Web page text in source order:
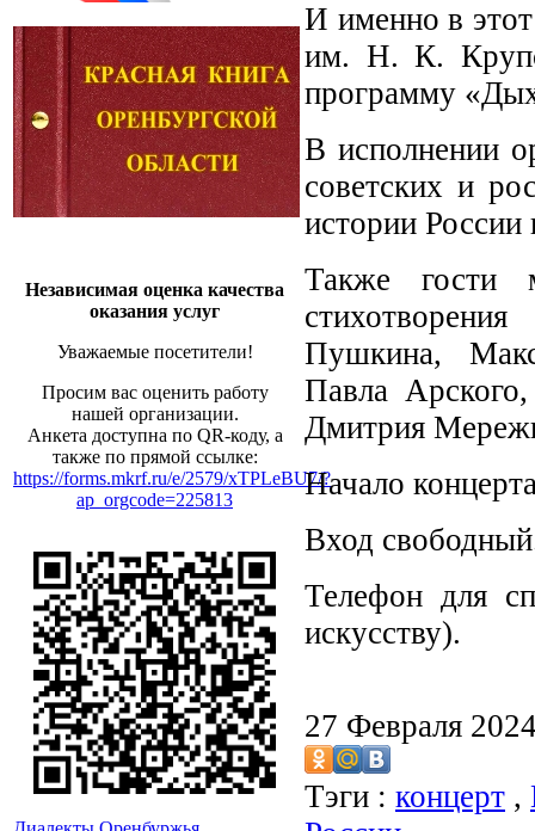
Независимая оценка качества
оказания услуг
Уважаемые посетители!
Просим вас оценить работу
нашей организации.
Анкета доступна по QR-коду, а
также по прямой ссылке:
https://forms.mkrf.ru/e/2579/xTPLeBU7/?
ap_orgcode=225813
И именно в этот
им. Н. К.
программу
В исполнении
советских и
истории
Также гости
Пушкина,
Павла
Дмитрия
Начало
Вход
Телефон для
искусству).
27 Февраля
Тэги : концерт ,